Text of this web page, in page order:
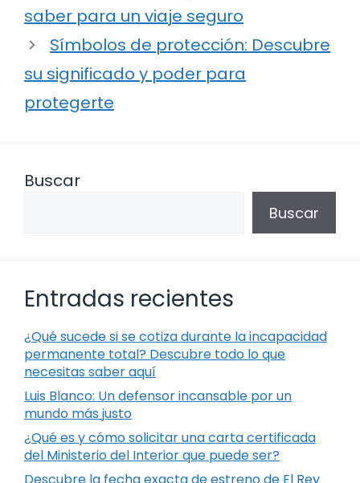
saber para un viaje seguro
Símbolos de protección: Descubre
su significado y poder para
protegerte
Buscar
Buscar
Entradas recientes
¿Qué sucede si se cotiza durante la incapacidad
permanente total? Descubre todo lo que
necesitas saber aquí
Luis Blanco: Un defensor incansable por un
mundo más justo
¿Qué es y cómo solicitar una carta certificada
del Ministerio del Interior que puede ser?